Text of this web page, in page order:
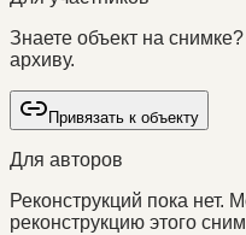
Знаете объект на
архиву.
Привязать к объекту
Для авторов
Реконструкций пока нет.
реконструкцию этого